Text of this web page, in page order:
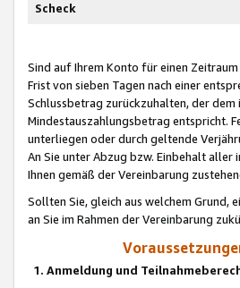
Scheck
Sind auf Ihrem Konto für einen
Frist von sieben Tagen nach einer
Schlussbetrag zurückzuhalten, der
Mindestauszahlungsbetrag entspricht.
unterliegen oder durch geltende
An Sie unter Abzug bzw. Einbehalt
Ihnen gemäß der Vereinbarung
Sollten Sie, gleich aus welchem Grund,
an Sie im Rahmen der Vereinbarung
1. Anmeldung und